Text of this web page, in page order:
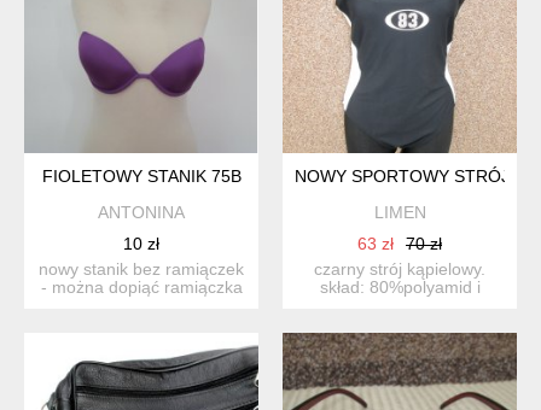
FIOLETOWY STANIK 75B
ANTONINA
10 zł
nowy stanik bez ramiączek
- można dopiąć ramiączka
NOWY SPORTOWY STRÓJ-
LIMEN
63 zł
70 zł
czarny strój kąpielowy.
skład: 80%polyamid i